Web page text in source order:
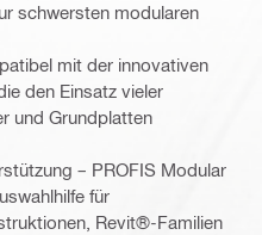
schwersten modularen
mit der innovativen
den Einsatz vieler
und Grundplatten
– PROFIS Modular
für
Revit®-Familien